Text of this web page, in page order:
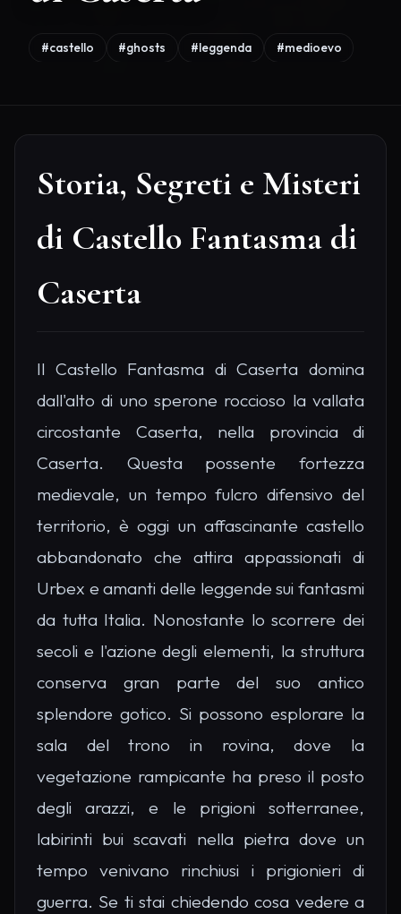
#castello #ghosts #leggenda #medioevo
Storia, Segreti e Misteri
di Castello Fantasma di
Caserta
Il Castello Fantasma di Caserta domina
dall'alto di uno sperone roccioso la vallata
circostante Caserta, nella provincia di
Caserta. Questa possente fortezza
medievale, un tempo fulcro difensivo del
territorio, è oggi un affascinante castello
abbandonato che attira appassionati di
Urbex e amanti delle leggende sui fantasmi
da tutta Italia. Nonostante lo scorrere dei
secoli e l'azione degli elementi, la struttura
conserva gran parte del suo antico
splendore gotico. Si possono esplorare la
sala del trono in rovina, dove la
vegetazione rampicante ha preso il posto
degli arazzi, e le prigioni sotterranee,
labirinti bui scavati nella pietra dove un
tempo venivano rinchiusi i prigionieri di
guerra. Se ti stai chiedendo cosa vedere a